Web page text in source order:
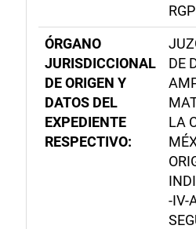
ÓRGANO
JURISDICCIONAL
DE ORIGEN Y
DATOS DEL
EXPEDIENTE
RESPECTIVO:
DE
LA
-IV-